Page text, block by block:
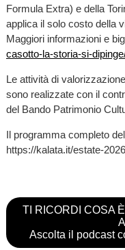
Formula Extra) e della
applica il solo costo della
Maggiori informazioni e
casotto-la-storia-si-
Le attività di
sono realizzate con il
del Bando Patrimonio
Il programma completo
https://kalata.it/estate-
TI RICORDI COSA
Ascolta il podcast